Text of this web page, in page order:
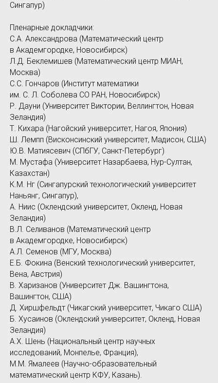
Сингапур)
Пленарные докладчики:
С.А. Александрова (Математический центр
в Академгородке, Новосибирск)
Л.Д. Беклемишев (Математический центр МИАН,
Москва)
С.С. Гончаров (Институт математики
им. С. Л. Соболева СО РАН, Новосибирск)
Р. Дауни (Университет Виктории, Веллингтон, Новая
Зеландия)
Т. Кихара (Нагойский университет, Нагоя, Япония)
Ш. Лемпп (Висконсинский университет, Мадисон, США)
Ю.В. Матиясевич (СПбГУ, Санкт-Петербург)
М. Мустафа (Университет Назарбаева, Нур-Султан,
Казахстан)
К.М. Нг (Сингапурский технологический университет
Наньянг, Сингапур),
А. Ниис (Оклендский университет, Окленд, Новая
Зеландия)
В.Л. Селиванов (Математический центр
в Академгородке, Новосибирск)
А.Л. Семенов (МГУ, Москва)
Е.Б. Фокина (Венский технологический университет,
Вена, Австрия)
В. Харизанов (Университет Дж. Вашингтона,
Вашингтон, США)
Д. Хиршфельдт (Чикагский университет, Чикаго США)
Б. Хусаинов (Оклендский университет, Окленд, Новая
Зеландия)
А.Х. Шень (Национальный центр научных
исследований, Монпелье, Франция),
М.М. Ямалеев (Научно-образовательный
математический центр КФУ, Казань).